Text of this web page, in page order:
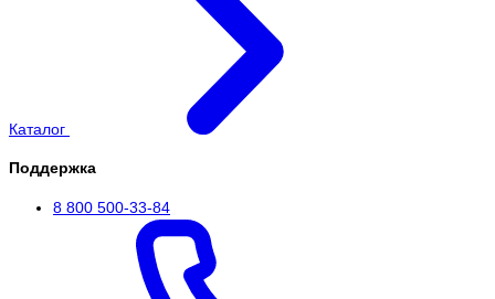
Каталог
Поддержка
8 800 500-33-84